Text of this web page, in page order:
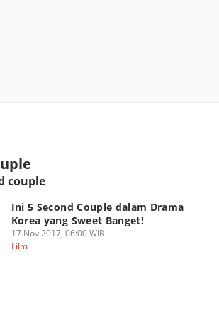
couple
Ini 5 Second Couple dalam Drama
Korea yang Sweet Banget!
17 Nov 2017, 06:00 WIB
Film